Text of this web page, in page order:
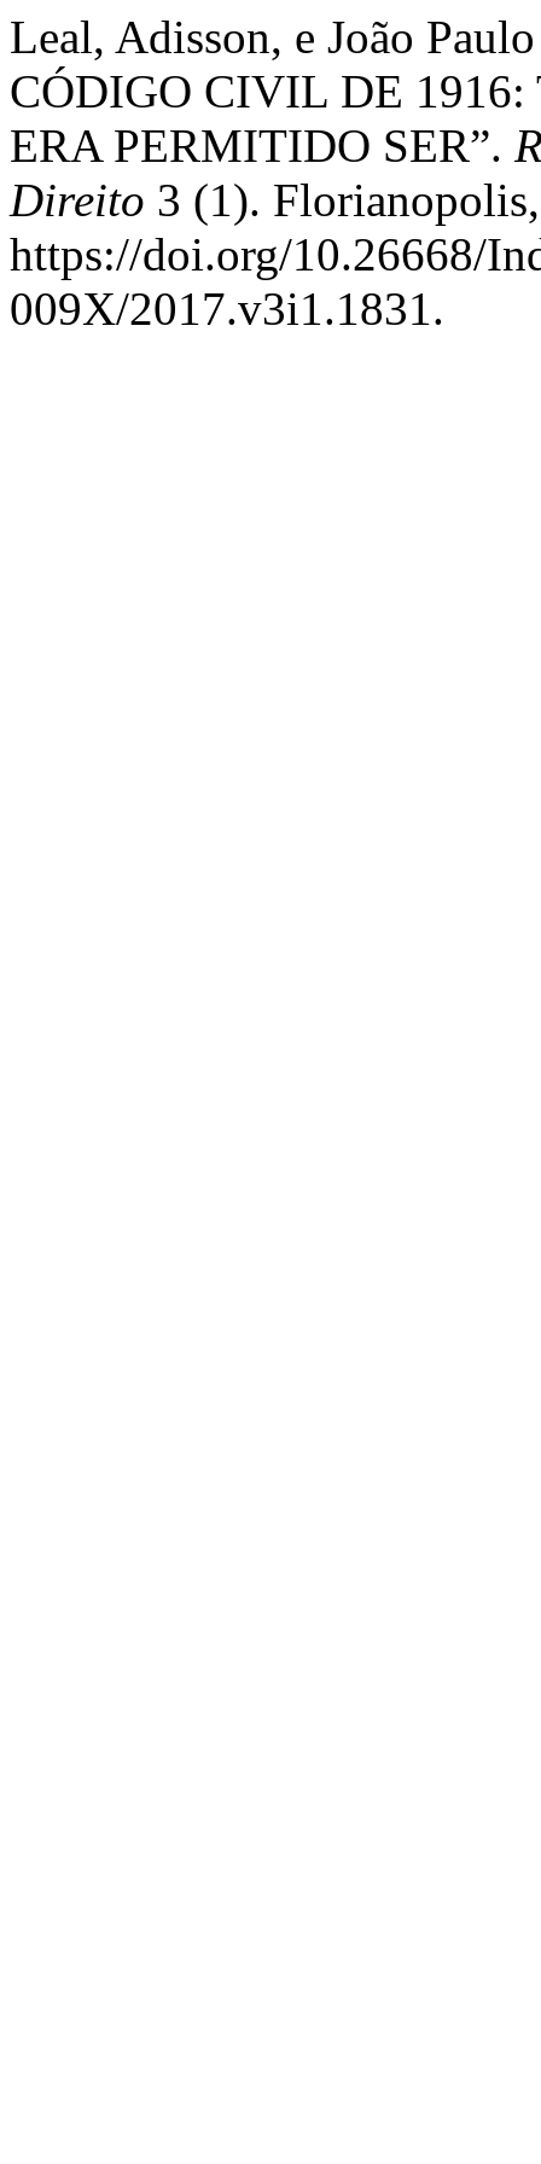
Leal, Adisson, e João
CÓDIGO CIVIL DE
ERA PERMITIDO SER”.
Direito 3 (1).
https://doi.org/10.26668/
009X/2017.v3i1.1831.